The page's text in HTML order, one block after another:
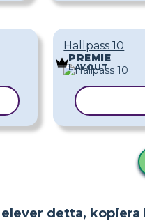
Hallpass 10
PREMIE
LAYOUT
detta,